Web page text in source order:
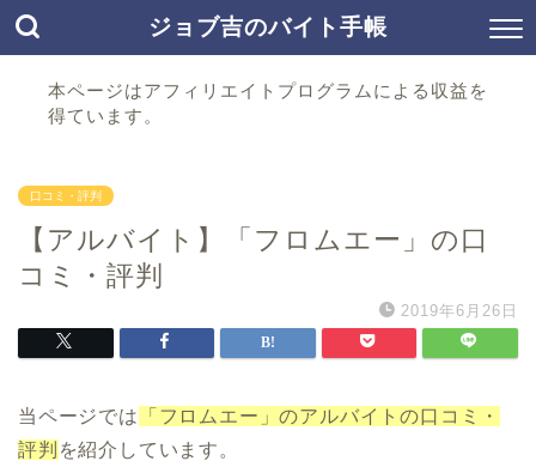
ジョブ吉のバイト手帳
本ページはアフィリエイトプログラムによる収益を
得ています。
口コミ・評判
【アルバイト】「フロムエー」の口
コミ・評判
2019年6月26日
当ページでは
「フロムエー」のアルバイトの口コミ・
評判 を紹介しています。